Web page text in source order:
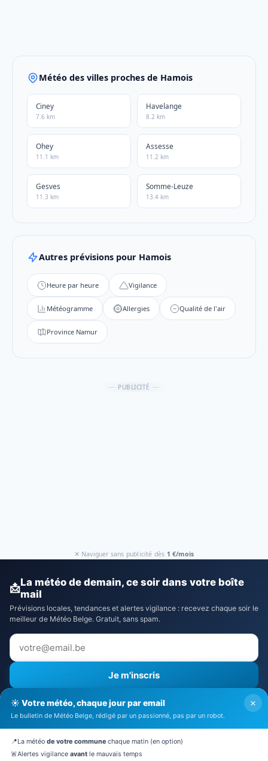
Météo des villes proches de Hamois
Ciney
7.6 km
Havelange
8.2 km
Ohey
11.1 km
Assesse
11.2 km
Gesves
11.3 km
Somme-Leuze
13.4 km
Autres prévisions pour Hamois
Heure par heure Vigilance
Météogramme Allergies Qualité de l'air
Province Namur
PUBLICITÉ
✕ Naviguer sans publicité dès 1 €/mois
📩La météo de demain, ce soir dans votre boîte
mail
Prévisions locales, tendances et alertes vigilance : recevez chaque soir le
meilleur de Météo Belge. Gratuit, sans spam.
Je m'inscris
⚠️ Recevoir aussi les alertes vigilance
J'accepte la
politique de confidentialité
×
☀️ Votre météo, chaque jour par email
Le bulletin de Météo Belge, rédigé par un passionné, pas par un robot.
📍La météo de votre commune chaque matin (en option)
🚨Alertes vigilance avant le mauvais temps